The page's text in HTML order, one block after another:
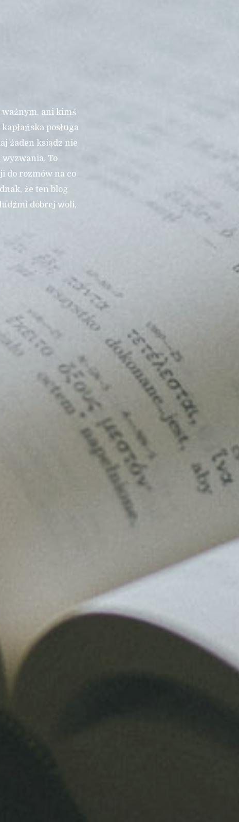
ważnym, ani kimś
posługa
żaden ksiądz nie
To
do rozmów na co
że ten blog
dobrej woli,